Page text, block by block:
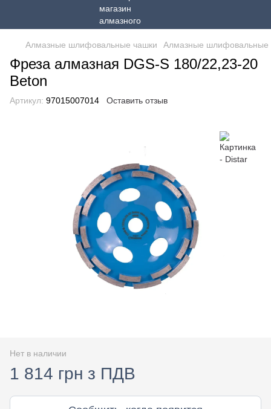
Алмазные шлифовальные чашки Алмазные шлифовальные
Фреза алмазная DGS-S 180/22,23-20
Beton
Артикул: 97015007014 Оставить отзыв
Нет в наличии
1 814 грн з ПДВ